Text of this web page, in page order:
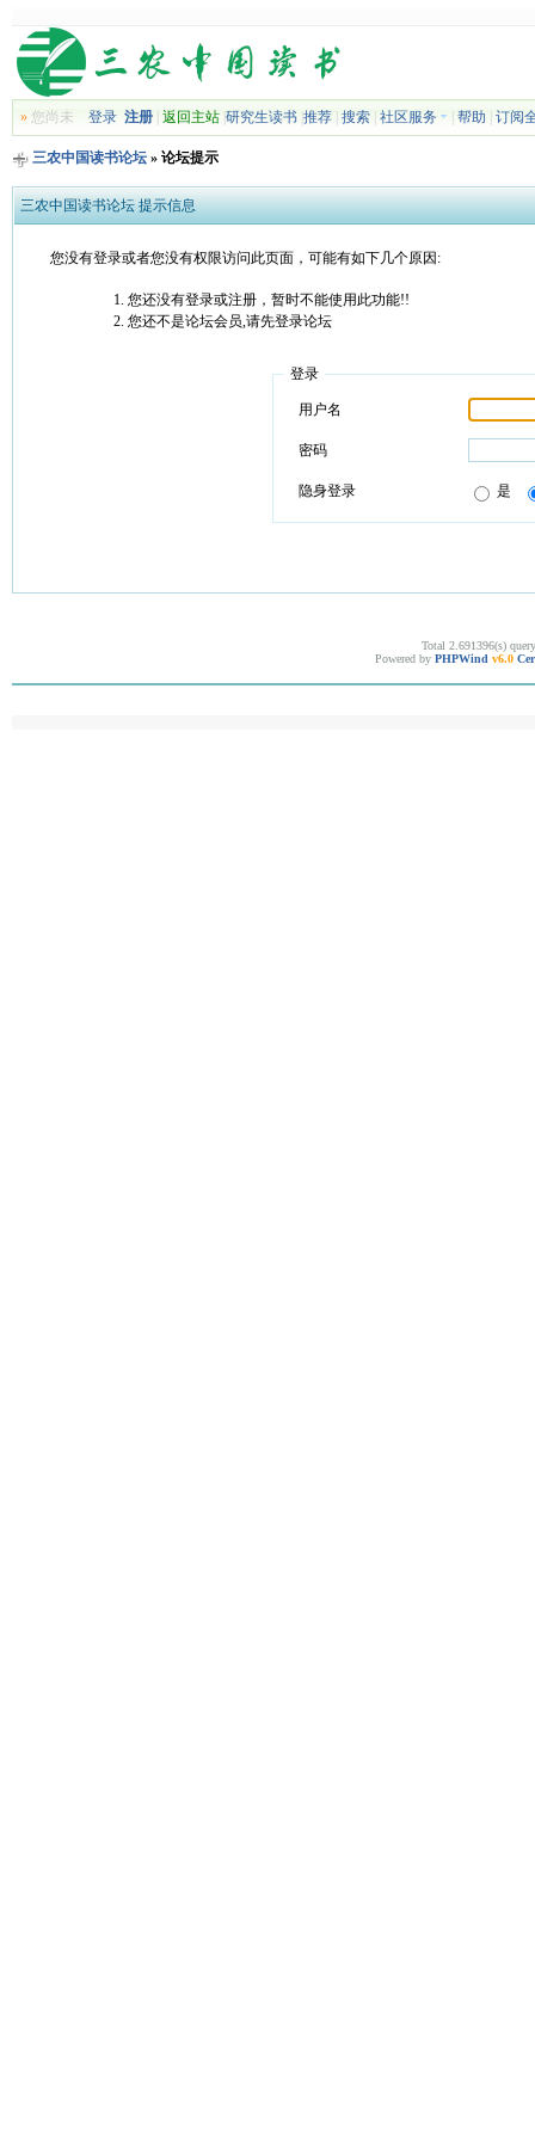
»您尚未 登录 注册| 返回主站| 研究生读书| 推荐| 搜索| 社区服务 帮助 订阅
三农中国读书论坛» 论坛提示
三农中国读书论坛 提示信息
您没有登录或者您没有权限访问此页面，可能有如下几个原因:
您还没有登录或注册，暂时不能使用此功能!!
您还不是论坛会员,请先登录论坛
登录
用户名
密码
隐身登录 是
Total 2.691396(s)
Powered by PHPWind v6.0